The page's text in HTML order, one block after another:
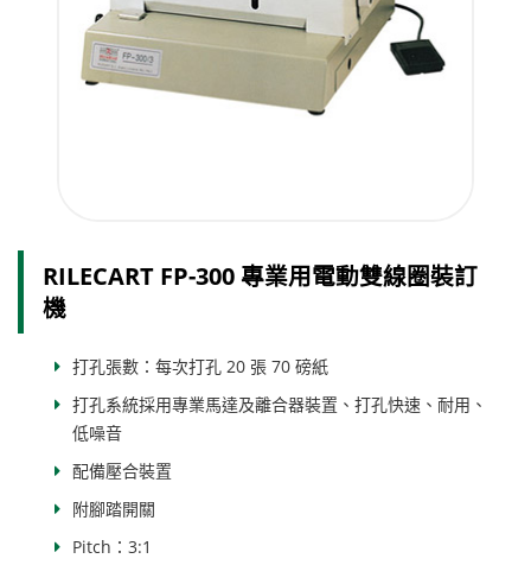
RILECART FP-300 專業用電動雙線圈裝訂
機
打孔張數：每次打孔 20 張 70 磅紙
打孔系統採用專業馬達及離合器裝置、打孔快速、耐用、
低噪音
配備壓合裝置
附腳踏開關
Pitch：3:1